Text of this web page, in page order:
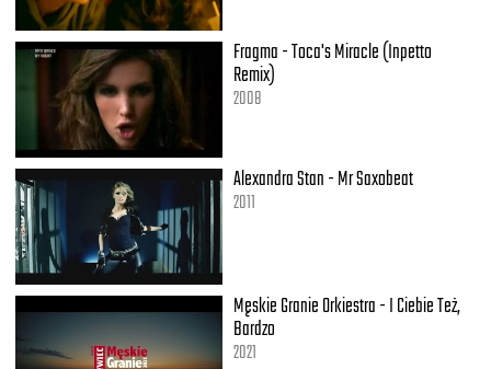
Fragma - Toca's Miracle (Inpetto
Remix)
2008
Alexandra Stan - Mr Saxobeat
2011
Męskie Granie Orkiestra - I Ciebie Też,
Bardzo
2021